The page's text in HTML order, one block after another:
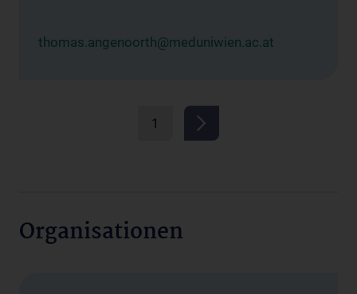
thomas.angenoorth@meduniwien.ac.at
1
Organisationen